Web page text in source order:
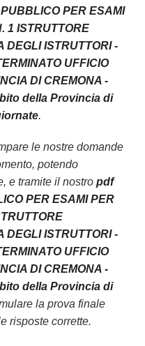
PER ESAMI
1 ISTRUTTORE
DEGLI ISTRUTTORI -
UFFICIO
DI CREMONA -
della Provincia di
.
le nostre domande
potendo
e tramite il nostro pdf
PER ESAMI PER
DEGLI ISTRUTTORI -
UFFICIO
DI CREMONA -
della Provincia di
la prova finale
risposte corrette.